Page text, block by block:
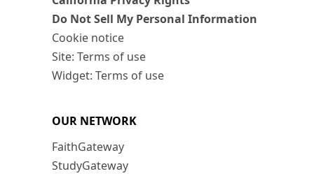
Do Not Sell My Personal Information
Cookie notice
Site: Terms of use
Widget: Terms of use
OUR NETWORK
FaithGateway
StudyGateway